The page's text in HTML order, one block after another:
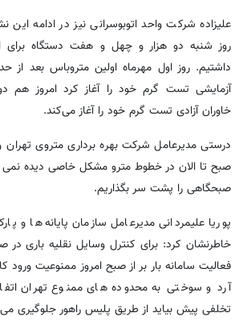
علیزاده شرکت واحد اتوبوسرانی نیز در ادامه
روز شنبه دو هزار و چهل و هفت دستگاه
آزمایشی تست گرم خود را آغاز کرد امروز هم
خاوران آزادی تست گرم خود را آغاز می‌کند.
درستی مدیرعامل شرکت بهره برداری متروی
صبح تا الان در خطوط مترو مشکل خاصی دیده نمی
صبحگاهی را پشت سر بگذاریم.
پوریا علیمردانی مدیرعامل سازمان پایانه‌ها و
خاطرنشان کرد: برای کنترل وسایل نقلیه باری در
فعالیت سامانه بار بر از صبح امروز ممنوعیت ورود
آرد و سوختی به محدوده های ممنوع تهران
تخلفی پیش بیاید از طریق پلیس راهور جلوگیری